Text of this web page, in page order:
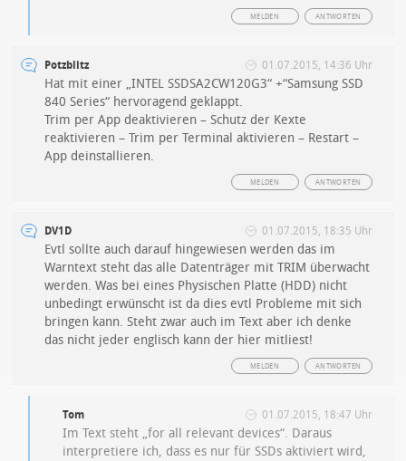
ANTWORTEN
MELDEN
Potzblitz 01.07.2015, 14:36 Uhr
Hat mit einer „INTEL SSDSA2CW120G3“ +“Samsung SSD
840 Series“ hervoragend geklappt.
Trim per App deaktivieren – Schutz der Kexte
reaktivieren – Trim per Terminal aktivieren – Restart –
App deinstallieren.
ANTWORTEN
MELDEN
DV1D 01.07.2015, 18:35 Uhr
Evtl sollte auch darauf hingewiesen werden das im
Warntext steht das alle Datenträger mit TRIM überwacht
werden. Was bei eines Physischen Platte (HDD) nicht
unbedingt erwünscht ist da dies evtl Probleme mit sich
bringen kann. Steht zwar auch im Text aber ich denke
das nicht jeder englisch kann der hier mitliest!
ANTWORTEN
MELDEN
Tom 01.07.2015, 18:47 Uhr
Im Text steht „for all relevant devices“. Daraus
interpretiere ich, dass es nur für SSDs aktiviert wird,